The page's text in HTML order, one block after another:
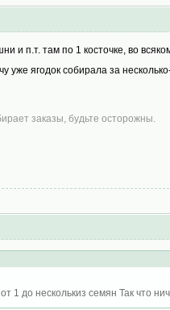
и п.т. там по 1 косточке, во
уже ягодок собирала за
заказы, будьте осторожны.
до несколькиз семян Так что